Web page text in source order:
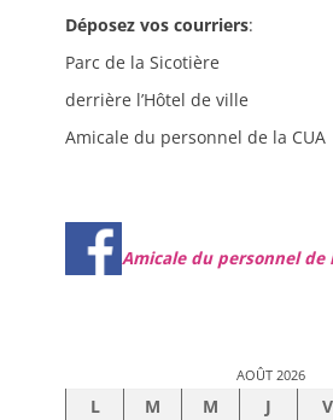
Déposez vos courriers:
Parc de la Sicotière
derrière l’Hôtel de ville
Amicale du personnel de la CUA
Amicale du personnel de
AOÛT 2026
L M M J V